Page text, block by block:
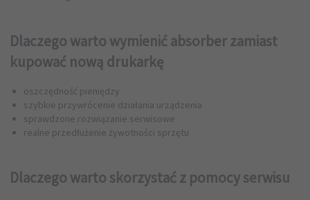
Dlaczego warto wymienić absorber zamiast
kupować nową drukarkę
oszczędność pieniędzy
szybkie przywrócenie działania urządzenia
sprawdzone rozwiązanie serwisowe
realne przedłużenie żywotności sprzętu
Dlaczego warto skorzystać z pomocy serwisu